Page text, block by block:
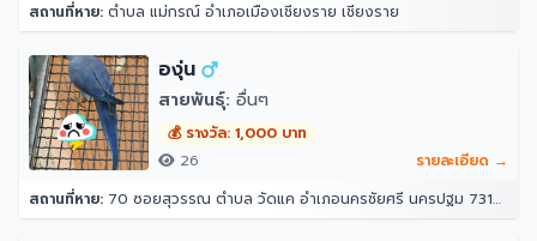
สถานที่หาย: ตำบล แม่กรณ์ อำเภอเมืองเชียงราย เชียงราย
องุ่น
สายพันธุ์: อื่นๆ
💰 รางวัล: 1,000 บาท
26
รายละเอียด →
สถานที่หาย: 70 ซอยสุวรรณ ตำบล วัดแค อำเภอนครชัยศรี นครปฐม 73120